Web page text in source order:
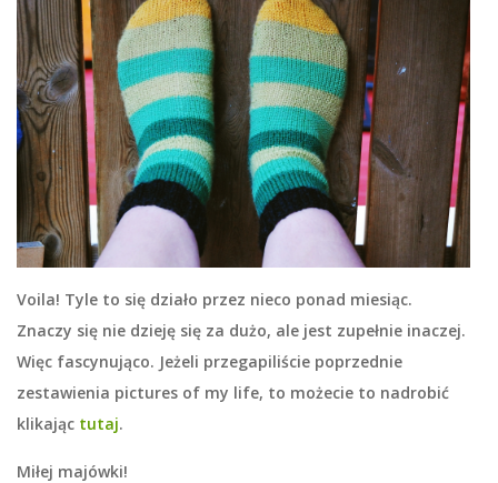
Voila! Tyle to się działo przez nieco ponad miesiąc.
Znaczy się nie dzieję się za dużo, ale jest zupełnie inaczej.
Więc fascynująco. Jeżeli przegapiliście poprzednie
zestawienia pictures of my life, to możecie to nadrobić
klikając tutaj.
Miłej majówki!